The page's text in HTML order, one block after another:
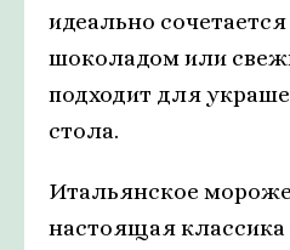
идеально
шоколадом или
подходит для
стола.
Итальянское
настоящая